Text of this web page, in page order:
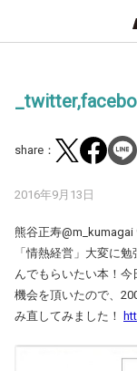
share：
2016年9月13日
熊谷正寿@m_kumagai
「情熱経営」大変に
んでもらいたい本！
機会を頂いたので、
み直してみました！